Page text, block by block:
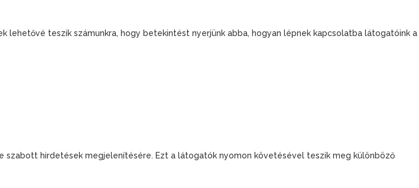
teszik számunkra, hogy betekintést nyerjünk abba, hogyan lépnek kapcsolatba látogatóink a
szabott hirdetések megjelenítésére. Ezt a látogatók nyomon követésével teszik meg különböző